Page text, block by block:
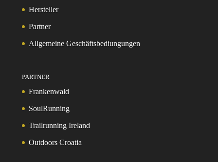
Hersteller
Partner
Allgemeine Geschäftsbediungungen
PARTNER
Frankenwald
SoulRunning
Trailrunning Ireland
Outdoors Croatia